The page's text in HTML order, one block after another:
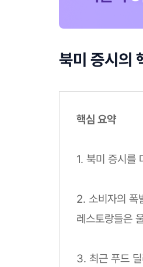
북미 증시의
핵심 요약
1. 북미 증시를
2. 소비자의 폭
레스토랑들은
3. 최근 푸드